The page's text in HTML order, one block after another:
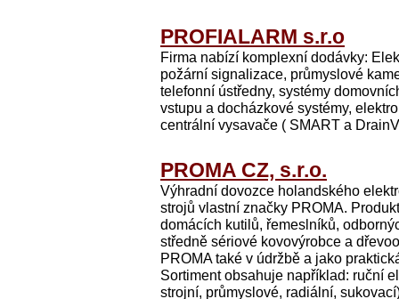
PROFIALARM s.r.o
Firma nabízí komplexní dodávky:
požární signalizace, průmyslové
telefonní ústředny, systémy
vstupu a docházkové systémy,
centrální vysavače ( SMART a
PROMA CZ, s.r.o.
Výhradní dovozce holandského
strojů vlastní značky PROMA.
domácích kutilů, řemeslníků,
středně sériové kovovýrobce a
PROMA také v údržbě a jako
Sortiment obsahuje například: ruční
strojní, průmyslové, radiální,